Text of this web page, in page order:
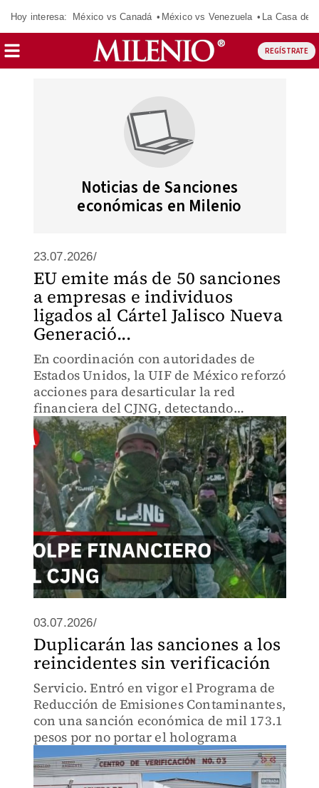
Hoy interesa: México vs Canadá México vs Venezuela La Casa de
REGÍSTRATE
Noticias de Sanciones
económicas en Milenio
23.07.2026/
EU emite más de 50 sanciones
a empresas e individuos
ligados al Cártel Jalisco Nueva
Generació...
En coordinación con autoridades de
Estados Unidos, la UIF de México reforzó
acciones para desarticular la red
financiera del CJNG, detectando
operaciones con recursos ilícitos,
compra de inmuebles, joyas y vehículos
de lujo.
03.07.2026/
Duplicarán las sanciones a los
reincidentes sin verificación
Servicio. Entró en vigor el Programa de
Reducción de Emisiones Contaminantes,
con una sanción económica de mil 173.1
pesos por no portar el holograma